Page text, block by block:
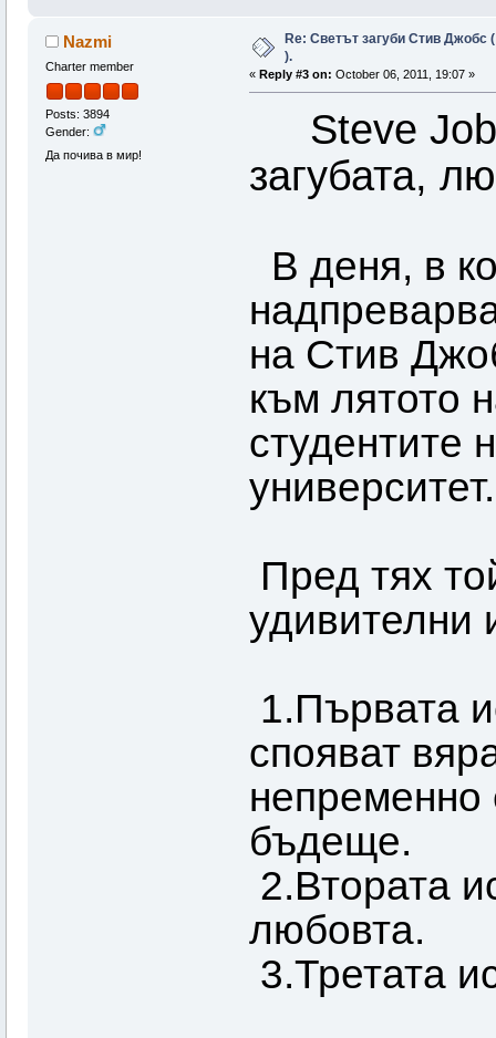
Nazmi
Charter member
Posts: 3894
Gender:
Да почива в мир!
Re: Светът загуби Стив Джобс
).
« Reply #3 on: October 06, 2011, 19:07 »
Steve
загубата,
В деня, в
на Стив
към лятото
студентите
университет.
Пред тях
удивителни
1.Първата
спояват
непременно
бъдеще.
2.Втората
любовта.
3.Третата